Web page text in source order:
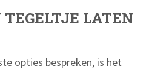
LATEN
opties bespreken, is het